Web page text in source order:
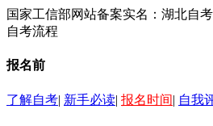
国家工信部网站备案实名：湖北自
自考流程
报名前
了解自考| 新手必读| 报名时间| 自我